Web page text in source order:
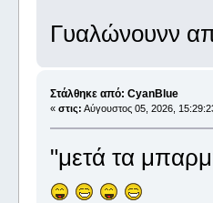
Γυαλώνουνν
Στάλθηκε από: CyanBlue
« στις: Αύγουστος 05, 2026,
"μετά τα